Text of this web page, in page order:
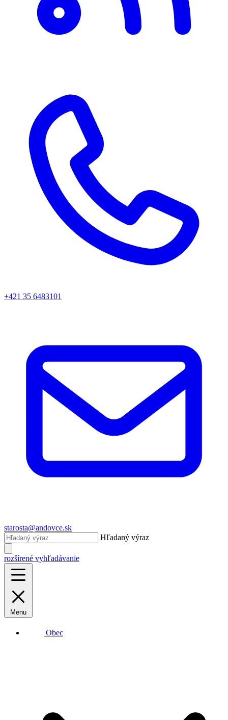
+421 35 6483101
starosta@andovce.sk
Hľadaný výraz
rozšírené vyhľadávanie
Menu
Obec